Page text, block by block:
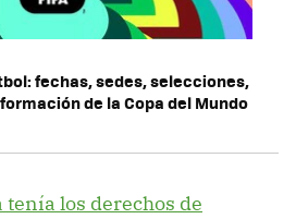
fechas, sedes, selecciones,
de la Copa del Mundo
tenía los derechos de